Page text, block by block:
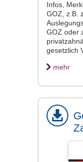
Infos,
GOZ, z.B.
GOZ oder
gesetzlich
mehr